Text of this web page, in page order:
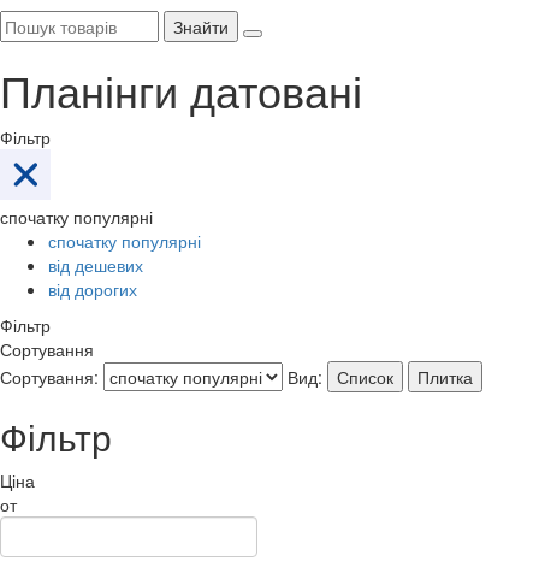
Знайти
Планінги датовані
Фільтр
спочатку популярні
спочатку популярні
від дешевих
від дорогих
Фільтр
Сортування
Сортування:
Вид: Список Плитка
Фільтр
Ціна
от